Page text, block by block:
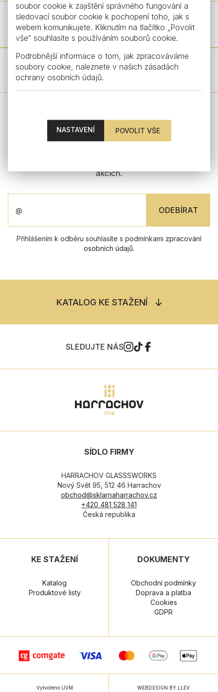
soubor cookie k zajištění správného fungování a
sledovací soubor cookie k pochopení toho, jak s
webem komunikujete. Kliknutím na tlačítko „Povolit
vše“ souhlasíte s používáním souborů cookie.
Podrobnější informace o tom, jak zpracováváme
soubory cookie, naleznete v našich zásadách
ochrany osobních údajů.
NASTAVENÍ
Design od
DALŠÍ PRODUKTY Z TÉTO KOLEKCE
ZŮSTAŇTE V KONTAKTU
akcích.
Přihlášením k odběru souhlasíte s podmínkami zpracování
osobních údajů.
KATALOG KE STAŽENÍ
SLEDUJTE NÁS
SÍDLO FIRMY
HARRACHOV GLASSSWORKS
Nový Svět 95, 512 46 Harrachov
obchod@sklarnaharrachov.cz
+420 481 528 141
Česká republika
KE STAŽENÍ
Katalog
Produktové listy
DOKUMENTY
Obchodní podmínky
Doprava a platba
Cookies
GDPR
Vytvořeno UVM WEBDESIGN BY LLEV